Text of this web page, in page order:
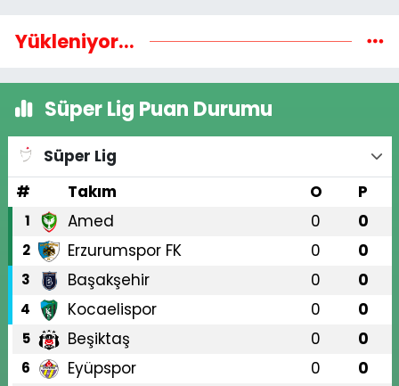
Yükleniyor...
Süper Lig Puan Durumu
Süper Lig
#
Takım O P
1 Amed 0 0
2 Erzurumspor FK 0 0
3 Başakşehir 0 0
4 Kocaelispor 0 0
5 Beşiktaş 0 0
6 Eyüpspor 0 0